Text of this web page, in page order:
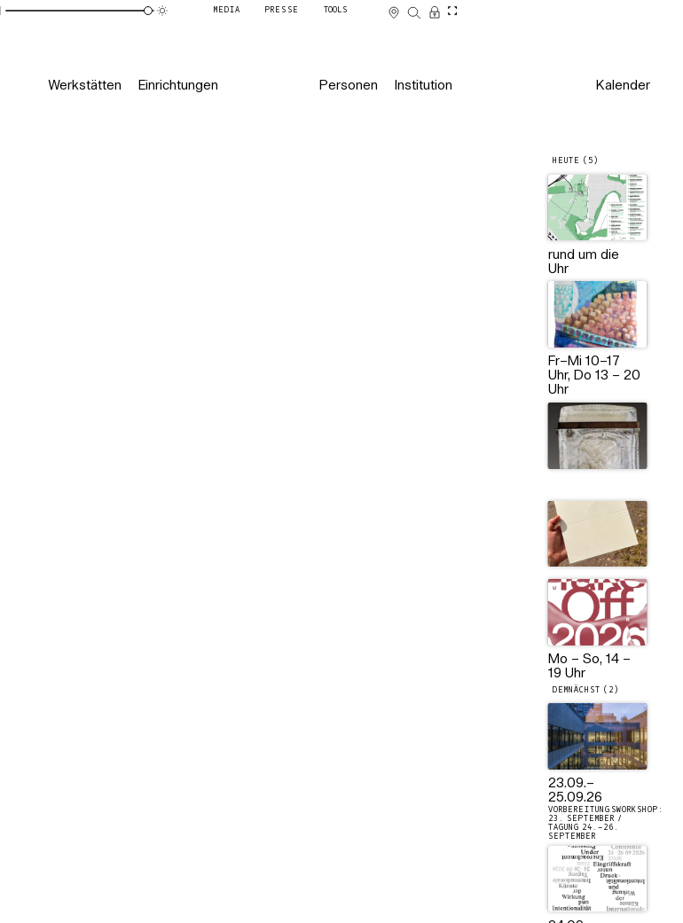
MEDIA PRESSE TOOLS
Werkstätten Einrichtungen Personen Institution Kalender
HEUTE (5)
rund um die
Uhr
Fr–Mi 10–17
Uhr, Do 13 – 20
Uhr
Mo – So, 14 –
19 Uhr
DEMNÄCHST (2)
23.09.–
25.09.26
VORBEREITUNGSWORKSHOP:
23. SEPTEMBER /
TAGUNG 24.–26.
SEPTEMBER